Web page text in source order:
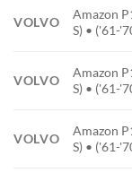
VOLVO
Amazon
S) • ('61-
VOLVO
Amazon
S) • ('61-
VOLVO
Amazon
S) • ('61-